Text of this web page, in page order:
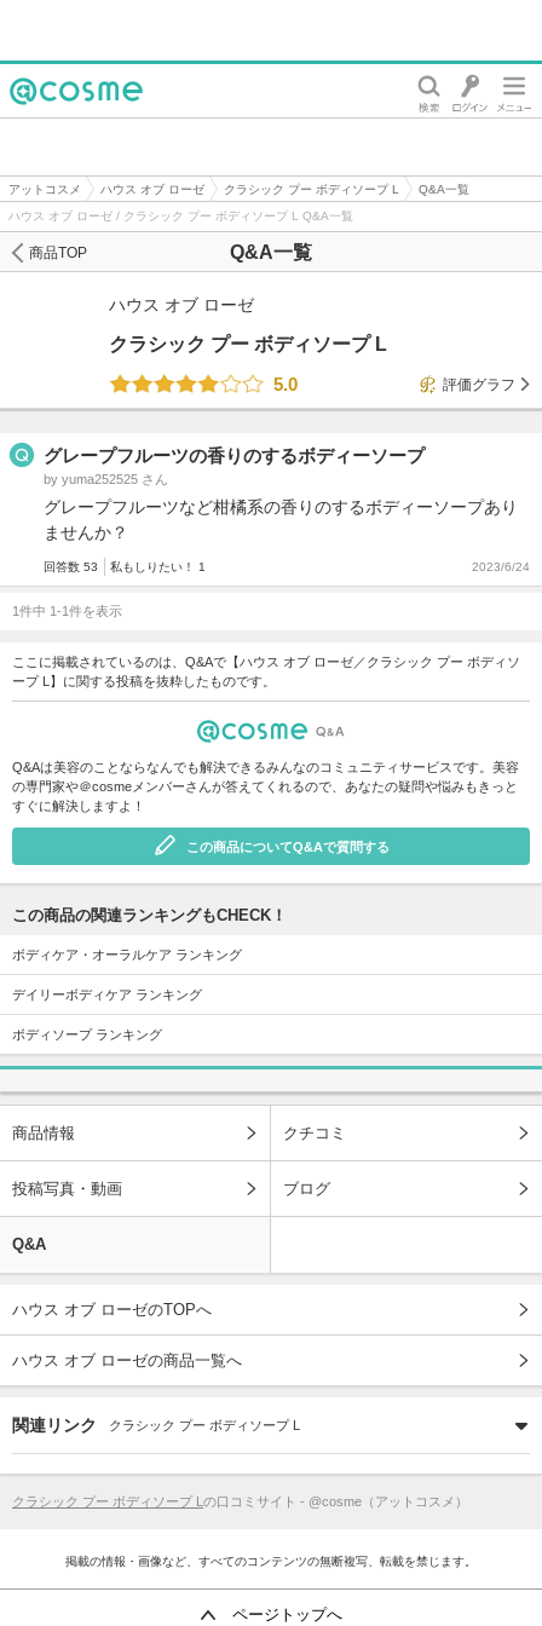
アットコスメ ハウス オブ ローゼ クラシック プー ボディソープ L
Q&A一覧
ハウス オブ ローゼ / クラシック プー ボディソープ L Q&A一覧
Q&A一覧
商品TOP
ハウス オブ ローゼ
クラシック プー ボディソープ L
5.0
評価グラフ
グレープフルーツの香りのするボディーソープ
by yuma252525 さん
グレープフルーツなど柑橘系の香りのするボディーソープあり
ませんか？
回答数 53 私もしりたい！ 1 2023/6/24
1件中 1-1件を表示
ここに掲載されているのは、Q&Aで【ハウス オブ ローゼ／クラシック プー ボディソ
ープ L】に関する投稿を抜粋したものです。
Q&Aは美容のことならなんでも解決できるみんなのコミュニティサービスです。美容
の専門家や＠cosmeメンバーさんが答えてくれるので、あなたの疑問や悩みもきっと
すぐに解決しますよ！
この商品についてQ&Aで質問する
この商品の関連ランキングもCHECK！
ボディケア・オーラルケア ランキング
デイリーボディケア ランキング
ボディソープ ランキング
商品情報 クチコミ
投稿写真・動画 ブログ
Q&A
ハウス オブ ローゼのTOPへ
ハウス オブ ローゼの商品一覧へ
関連リンク クラシック プー ボディソープ L
クラシック プー ボディソープ L の口コミサイト - @cosme（アットコスメ）
掲載の情報・画像など、すべてのコンテンツの無断複写、転載を禁じます。
ページトップへ